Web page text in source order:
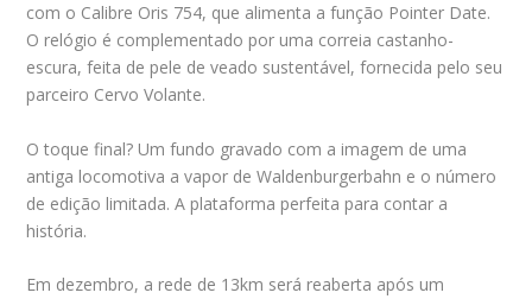
com o Calibre Oris 754, que alimenta a função Pointer Date.
O relógio é complementado por uma correia castanho-
escura, feita de pele de veado sustentável, fornecida pelo seu
parceiro Cervo Volante.
O toque final? Um fundo gravado com a imagem de uma
antiga locomotiva a vapor de Waldenburgerbahn e o número
de edição limitada. A plataforma perfeita para contar a
história.
Em dezembro, a rede de 13km será reaberta após um